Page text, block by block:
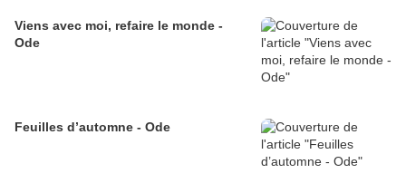
Viens avec moi, refaire le monde -
Ode
Feuilles d’automne - Ode